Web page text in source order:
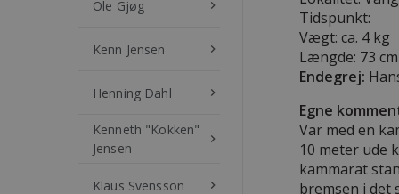
Ole Gjøg keyboard_arrow_right
Kenn Jensen keyboard_arrow_right
Henning Dahl keyboard_arrow_right
Kenneth "Kokken"
Jensen
keyboard_arrow_right
Klaus Svensson keyboard_arrow_right
Tidspunkt:
Vægt: ca. 4 kg
Længde: 73 cm
Endegrej:
Egne
Var med en
10 meter ude
kammarat
bremsen i det